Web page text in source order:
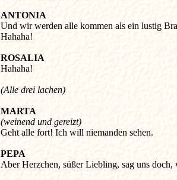
ANTONIA
Und wir werden alle kommen als ein lustig
Hahaha!
ROSALIA
Hahaha!
(Alle drei lachen)
MARTA
(weinend und gereizt)
Geht alle fort! Ich will niemanden sehen.
PEPA
Aber Herzchen, süßer Liebling, sag uns doch,